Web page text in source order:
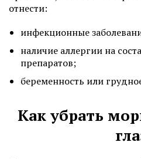
отнести:
инфекционные
наличие аллергии на
препаратов;
беременность или
Как убрать